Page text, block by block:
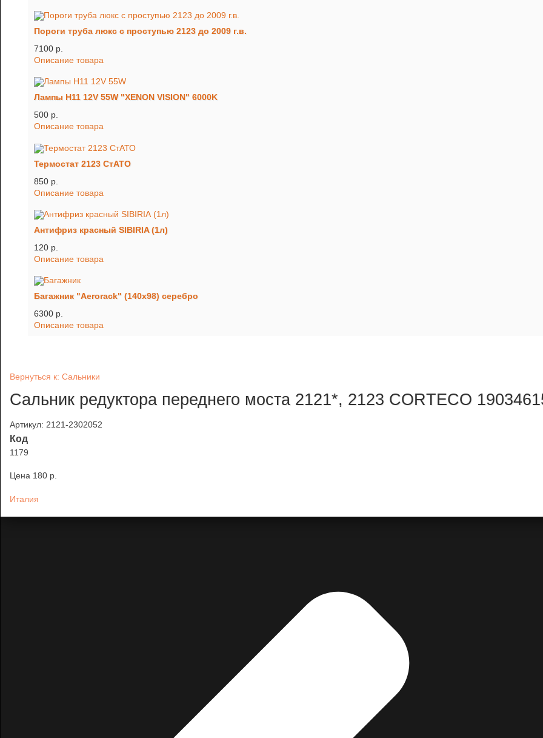
Пороги труба люкс с проступью 2123 до 2009 г.в.
7100 p.
Описание товара
Лампы H11 12V 55W "XENON VISION" 6000K
500 p.
Описание товара
Термостат 2123 СтАТО
850 p.
Описание товара
Антифриз красный SIBIRIA (1л)
120 p.
Описание товара
Багажник "Aerorack" (140х98) серебро
6300 p.
Описание товара
Вернуться к: Сальники
Сальник редуктора переднего моста 2121*, 2123 CORTECO
Артикул: 2121-2302052
Код
1179
Цена 180 p.
Италия